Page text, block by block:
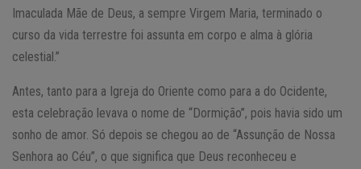
Imaculada Mãe de Deus, a sempre Virgem Maria, terminado o
curso da vida terrestre foi assunta em corpo e alma à glória
celestial.”
Antes, tanto para a Igreja do Oriente como para a do Ocidente,
esta celebração levava o nome de “Dormição”, pois havia sido um
sonho de amor. Só depois se chegou ao de “Assunção de Nossa
Senhora ao Céu”, o que significa que Deus reconheceu e